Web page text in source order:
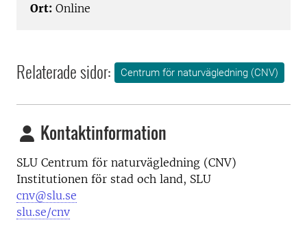
Ort: Online
Relaterade sidor: Centrum för naturvägledning (CNV)
Kontaktinformation
SLU Centrum för naturvägledning (CNV)
Institutionen för stad och land, SLU
cnv@slu.se
slu.se/cnv